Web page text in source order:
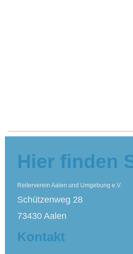
Hier finden
Reiterverein Aalen und Umgebung e.V.
Schützenweg 28
73430 Aalen
Kontakt